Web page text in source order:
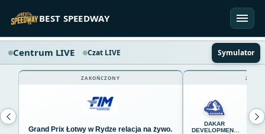
BEST SPEEDWAY
Centrum LIVE Czat LIVE Symulator
ZAKOŃCZONY
Grand Prix Łotwy w Rydze relacja na żywo.
DAKAR
DEVELOPMENT
45